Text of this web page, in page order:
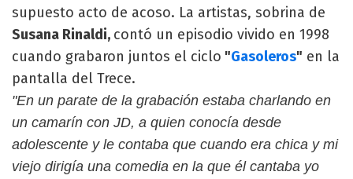
supuesto acto de acoso. La artistas, sobrina de
Susana Rinaldi, contó un episodio vivido en 1998
cuando grabaron juntos el ciclo "Gasoleros" en la
pantalla del Trece.
"En un parate de la grabación estaba charlando en
un camarín con JD, a quien conocía desde
adolescente y le contaba que cuando era chica y mi
viejo dirigía una comedia en la que él cantaba yo